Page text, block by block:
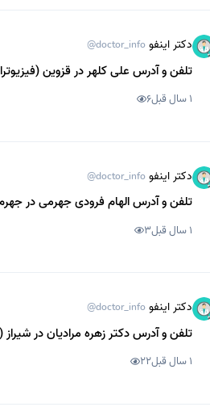
دکتر اینفو @doctor_info
تلفن و آدرس علی کلهر در قزوین
1 سال قبل 6
دکتر اینفو @doctor_info
تلفن و آدرس الهام فرودی جهرمی در
1 سال قبل 3
دکتر اینفو @doctor_info
تلفن و آدرس دکتر زهره مرادیان در
1 سال قبل 22